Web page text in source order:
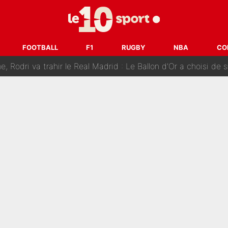
FOOTBALL F1 RUGBY NBA
Doué, le PSG a pris une correction face à Majorque : Luis
j’ai dû partir...», le témoignage émouvant de Max
Rodri va trahir le Real Madrid : Le Ballon d'Or a choisi de